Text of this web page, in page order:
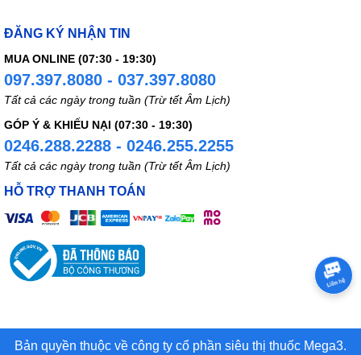
ĐĂNG KÝ NHẬN TIN
MUA ONLINE (07:30 - 19:30)
097.397.8080 - 037.397.8080
Tất cả các ngày trong tuần (Trừ tết Âm Lịch)
GÓP Ý & KHIẾU NẠI (07:30 - 19:30)
0246.288.2288 - 0246.255.2255
Tất cả các ngày trong tuần (Trừ tết Âm Lịch)
HỖ TRỢ THANH TOÁN
Bản quyền thuộc về công ty cổ phần siêu thị thuốc Mega3.